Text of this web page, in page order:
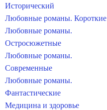
Исторический
Любовные романы. Короткие
Любовные романы.
Остросюжетные
Любовные романы.
Современные
Любовные романы.
Фантастические
Медицина и здоровье